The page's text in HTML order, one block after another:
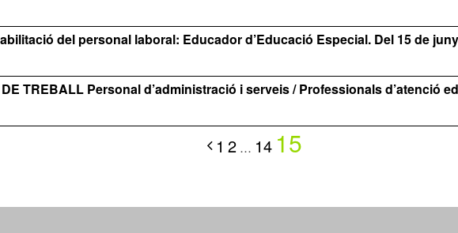
del personal laboral: Educador d’Educació Especial. Del 15 de
TREBALL Personal d’administració i serveis / Professionals d’atenció
1 2 … 14 15